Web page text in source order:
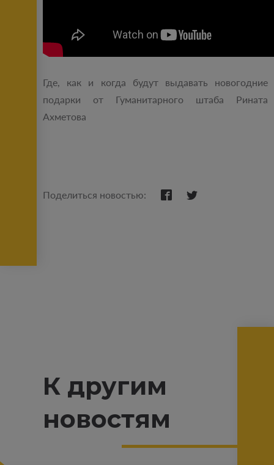
Где, как и когда будут выдавать новогодние
подарки от Гуманитарного штаба Рината
Ахметова
Поделиться новостью:
К другим
новостям